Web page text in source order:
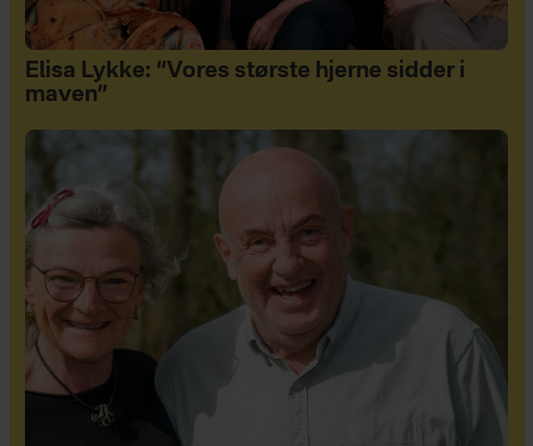
Elisa Lykke: “Vores største hjerne sidder i
maven”